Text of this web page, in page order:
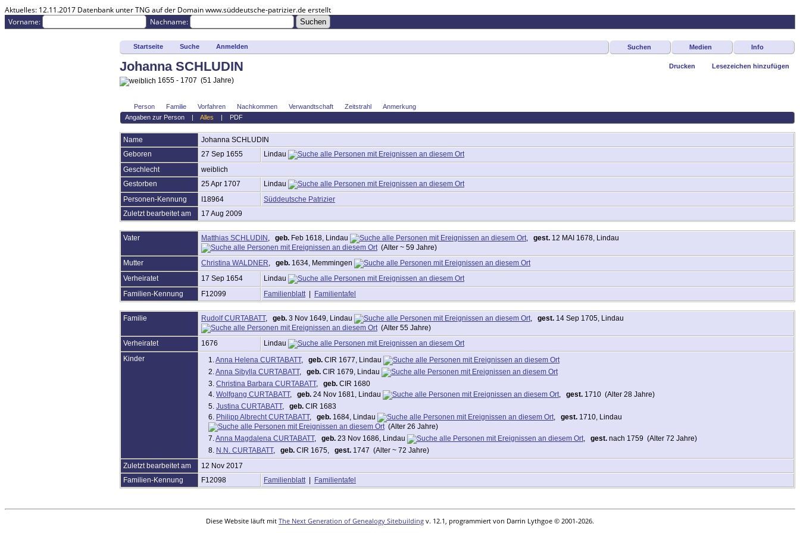
Aktuelles: 12.11.2017 Datenbank unter TNG auf der Domain www.süddeutsche-patrizier.de erstellt
Vorname:
Nachname:
Startseite Suche Anmelden Suchen Medien Info
Drucken Lesezeichen hinzufügen
Johanna SCHLUDIN
1655 - 1707 (51 Jahre)
Person Familie Vorfahren Nachkommen Verwandtschaft Zeitstrahl
Anmerkung
Angaben zur Person| Alles PDF
Name Johanna SCHLUDIN
Geboren
27 Sep 1655
Lindau
Geschlecht
weiblich
Gestorben
25 Apr 1707
Lindau
Personen-Kennung
I18964
Süddeutsche Patrizier
Zuletzt bearbeitet am
17 Aug 2009
Vater Matthias SCHLUDIN geb. Feb 1618, Lindau gest. 12 MAI 1678, Lindau
(Alter ~ 59 Jahre)
Mutter
Christina WALDNER geb. 1634, Memmingen
Verheiratet
17 Sep 1654
Lindau
Familien-Kennung
F12099 Familienblatt | Familientafel
Familie Rudolf CURTABATT, geb. 3 Nov 1649, Lindau gest. 14 Sep 1705, Lindau
(Alter 55 Jahre)
Verheiratet
1676
Lindau
Kinder
1. Anna Helena CURTABATT, geb. CIR 1677, Lindau
2. Anna Sibylla CURTABATT, geb. CIR 1679, Lindau
3. Christina Barbara CURTABATT, geb. CIR 1680
4. Wolfgang CURTABATT, geb. 24 Nov 1681, Lindau gest. 1710 (Alter 28 Jahre)
5. Justina CURTABATT, geb. CIR 1683
6. Philipp Albrecht CURTABATT, geb. 1684, Lindau gest. 1710, Lindau
(Alter 26 Jahre)
7. Anna Magdalena CURTABATT, geb. 23 Nov 1686, Lindau gest. nach 1759 (Alter 72 Jahre)
8. N.N. CURTABATT, geb. CIR 1675, gest. 1747 (Alter ~ 72 Jahre)
Zuletzt bearbeitet am
12 Nov 2017
Familien-Kennung
F12098 Familienblatt | Familientafel
Diese Website läuft mit The Next Generation of Genealogy Sitebuilding v. 12.1, programmiert von Darrin Lythgoe © 2001-2026.